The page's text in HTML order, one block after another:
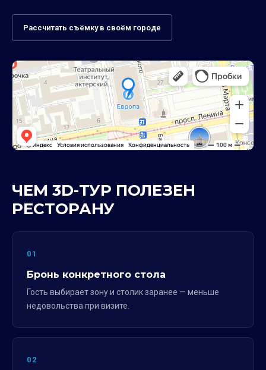
Рассчитать съёмку в своём городе
ЧЕМ 3D-ТУР ПОЛЕЗЕН
РЕСТОРАНУ
01
Бронь конкретного стола
Гость выбирает зону и столик заранее — меньше
недовольства при визите.
02